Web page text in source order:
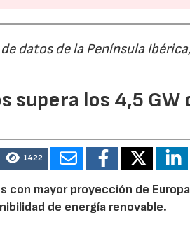
datos de la Península
los 4,5 GW
1422
con mayor proyección de
de energía renovable.